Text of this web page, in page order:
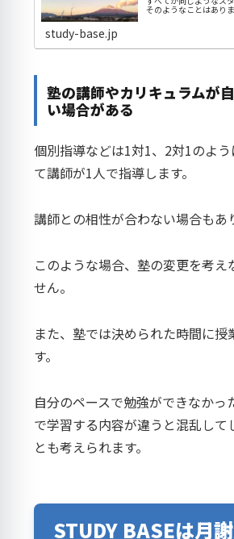
そのようなことはあり
study-base.jp
塾の講師やカリキュラムが
い場合がある
個別指導などは1対1、2対1のよ
て講師が1人で指導します。
講師との相性が合わない場合もあ
このような場合、塾の変更を考え
せん。
また、塾では決められた時間に授
す。
自分のペースで勉強ができなかっ
で学習する内容が違うと混乱して
とも考えられます。
STUDY BASEは月